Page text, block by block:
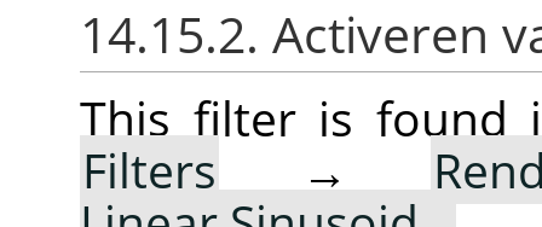
14.15.2. Activeren
This filter is found
Filters →